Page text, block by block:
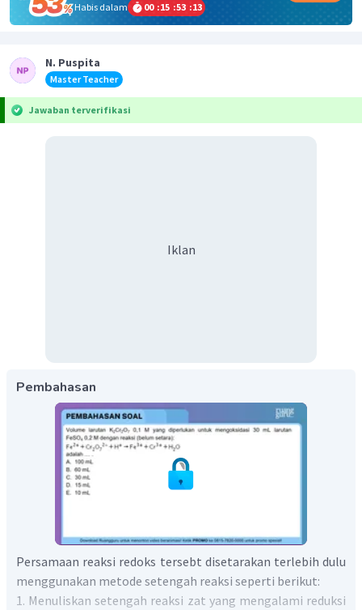
Habis dalam
00 :15 :53 :13
N. Puspita
Master Teacher
Jawaban terverifikasi
Iklan
Pembahasan
Persamaan reaksi redoks tersebt disetarakan terlebih dulu
menggunakan metode setengah reaksi seperti berikut:
1. Menuliskan setengah reaksi zat yang mengalami reduksi